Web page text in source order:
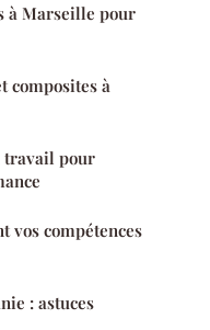
à Marseille pour
composites à
travail pour
vos compétences
: astuces